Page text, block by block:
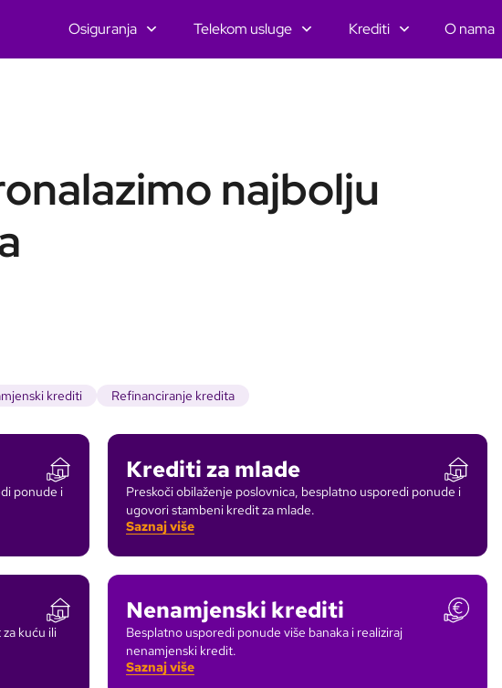
Osiguranja Telekom usluge Krediti O nama
najbolju
krediti Refinanciranje kredita
ponude i
Krediti za mlade
Preskoči obilaženje poslovnica, besplatno usporedi ponude i
ugovori stambeni kredit za mlade.
Saznaj više
kuću ili
Nenamjenski krediti
Besplatno usporedi ponude više banaka i realiziraj
nenamjenski kredit.
Saznaj više